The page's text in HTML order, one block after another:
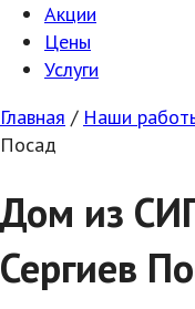
Акции
Цены
Услуги
Главная / Наши
Посад
Дом из
Сергиев